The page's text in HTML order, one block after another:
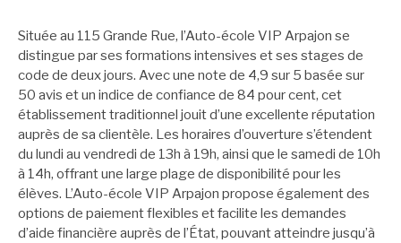
Située au 115 Grande Rue, l’Auto-école VIP Arpajon se
distingue par ses formations intensives et ses stages de
code de deux jours. Avec une note de 4,9 sur 5 basée sur
50 avis et un indice de confiance de 84 pour cent, cet
établissement traditionnel jouit d’une excellente réputation
auprès de sa clientèle. Les horaires d’ouverture s’étendent
du lundi au vendredi de 13h à 19h, ainsi que le samedi de 10h
à 14h, offrant une large plage de disponibilité pour les
élèves. L’Auto-école VIP Arpajon propose également des
options de paiement flexibles et facilite les demandes
d’aide financière auprès de l’État, pouvant atteindre jusqu’à